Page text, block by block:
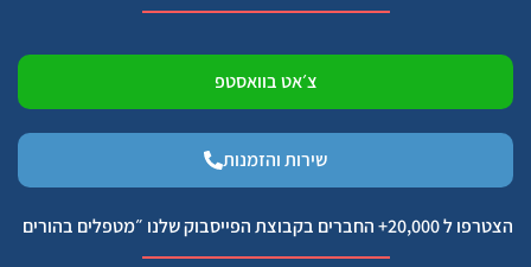
צ׳אט בוואסטפ
שירות והזמנות
הצטרפו ל 20,000+ החברים בקבוצת הפייסבוק שלנו ״מטפלים בהורים